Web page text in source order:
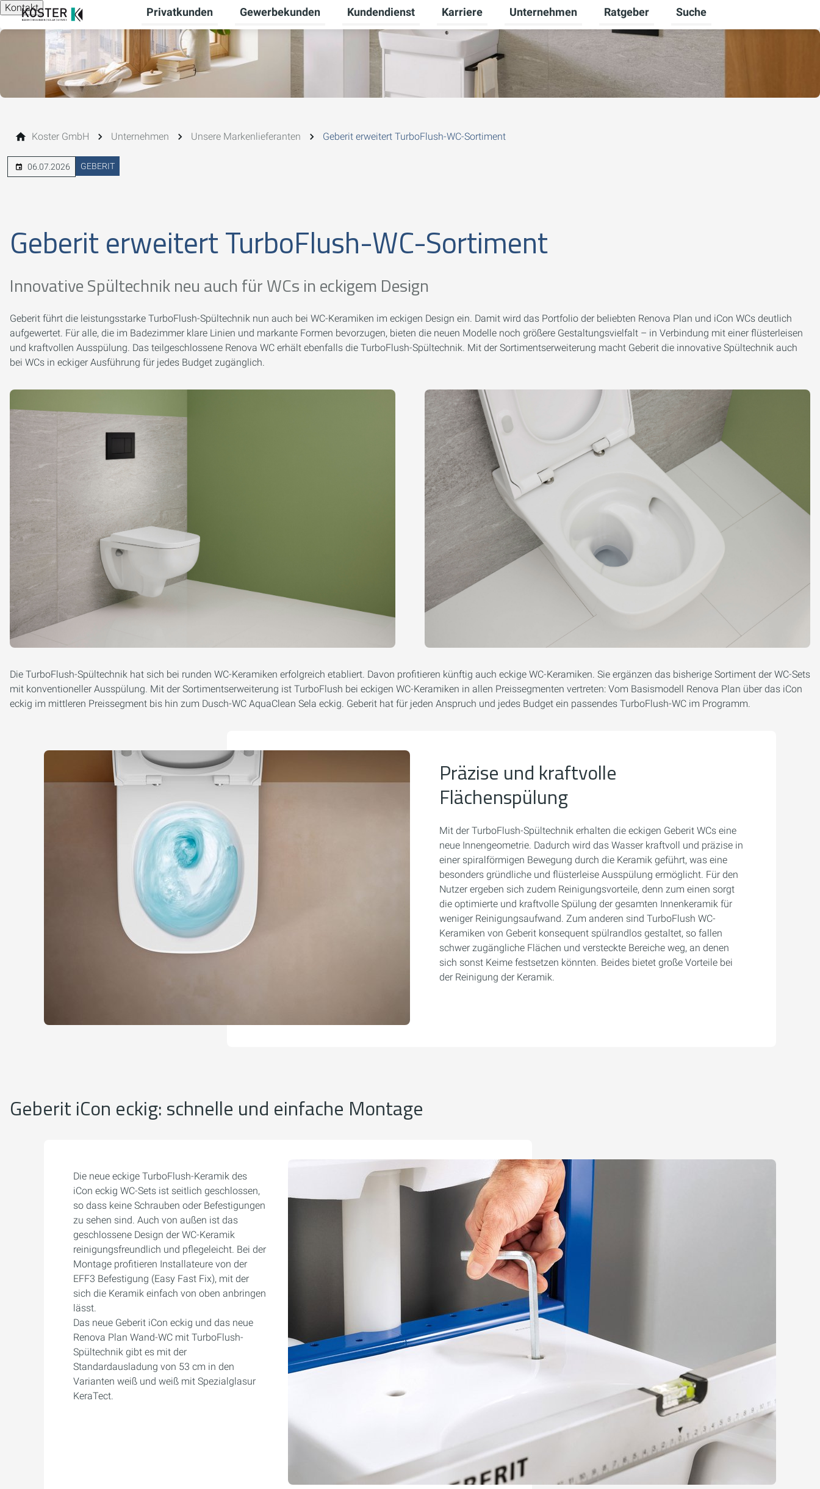
Kontakt Privatkunden
Untermenü für Privatkunden umschalten
Gewerbekunden
Untermenü für Gewerbekunden umschalten
Kundendienst
Untermenü für Kundendienst umschalten
Karriere
Untermenü für Karriere umschalten
Unternehmen
Untermenü für Unternehmen umschalten
Ratgeber
Untermenü für Ratgeber
Suche
Koster GmbH Unternehmen Unsere Markenlieferanten Geberit erweitert TurboFlush-WC-Sortiment
06.07.2026 GEBERIT
Geberit erweitert TurboFlush-WC-Sortiment
Innovative Spültechnik neu auch für WCs in eckigem Design
Geberit führt die leistungsstarke TurboFlush-Spültechnik nun auch bei WC-Keramiken im eckigen Design ein. Damit wird das Portfolio der beliebten Renova Plan und iCon WCs deutlich
aufgewertet. Für alle, die im Badezimmer klare Linien und markante Formen bevorzugen, bieten die neuen Modelle noch größere Gestaltungsvielfalt – in Verbindung mit einer flüsterleisen
und kraftvollen Ausspülung. Das teilgeschlossene Renova WC erhält ebenfalls die TurboFlush-Spültechnik. Mit der Sortimentserweiterung macht Geberit die innovative Spültechnik auch
bei WCs in eckiger Ausführung für jedes Budget zugänglich.
Die TurboFlush-Spültechnik hat sich bei runden WC-Keramiken erfolgreich etabliert. Davon profitieren künftig auch eckige WC-Keramiken. Sie ergänzen das bisherige Sortiment der WC-Sets
mit konventioneller Ausspülung. Mit der Sortimentserweiterung ist TurboFlush bei eckigen WC-Keramiken in allen Preissegmenten vertreten: Vom Basismodell Renova Plan über das iCon
eckig im mittleren Preissegment bis hin zum Dusch-WC AquaClean Sela eckig. Geberit hat für jeden Anspruch und jedes Budget ein passendes TurboFlush-WC im Programm.
Präzise und kraftvolle
Flächenspülung
Mit der TurboFlush-Spültechnik erhalten die eckigen Geberit WCs eine
neue Innengeometrie. Dadurch wird das Wasser kraftvoll und präzise in
einer spiralförmigen Bewegung durch die Keramik geführt, was eine
besonders gründliche und flüsterleise Ausspülung ermöglicht. Für den
Nutzer ergeben sich zudem Reinigungsvorteile, denn zum einen sorgt
die optimierte und kraftvolle Spülung der gesamten Innenkeramik für
weniger Reinigungsaufwand. Zum anderen sind TurboFlush WC-
Keramiken von Geberit konsequent spülrandlos gestaltet, so fallen
schwer zugängliche Flächen und versteckte Bereiche weg, an denen
sich sonst Keime festsetzen könnten. Beides bietet große Vorteile bei
der Reinigung der Keramik.
Geberit iCon eckig: schnelle und einfache Montage
Die neue eckige TurboFlush-Keramik des
iCon eckig WC-Sets ist seitlich geschlossen,
so dass keine Schrauben oder Befestigungen
zu sehen sind. Auch von außen ist das
geschlossene Design der WC-Keramik
reinigungsfreundlich und pflegeleicht. Bei der
Montage profitieren Installateure von der
EFF3 Befestigung (Easy Fast Fix), mit der
sich die Keramik einfach von oben anbringen
lässt.
Das neue Geberit iCon eckig und das neue
Renova Plan Wand-WC mit TurboFlush-
Spültechnik gibt es mit der
Standardausladung von 53 cm in den
Varianten weiß und weiß mit Spezialglasur
KeraTect.